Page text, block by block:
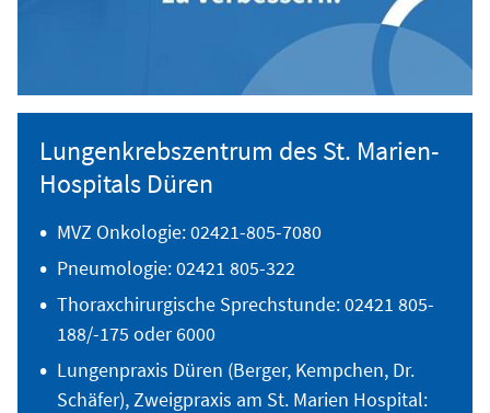
Lungenkrebszentrum des St. Marien-
Hospitals Düren
MVZ Onkologie: 02421-805-7080
Pneumologie: 02421 805-322
Thoraxchirurgische Sprechstunde: 02421 805-
188/-175 oder 6000
Lungenpraxis Düren (Berger, Kempchen, Dr.
Schäfer), Zweigpraxis am St. Marien Hospital: